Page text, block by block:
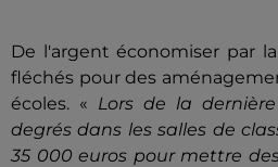
De l'argent économiser par
fléchés pour des
écoles. « Lors de la
degrés dans les salles de
35 000 euros pour mettre